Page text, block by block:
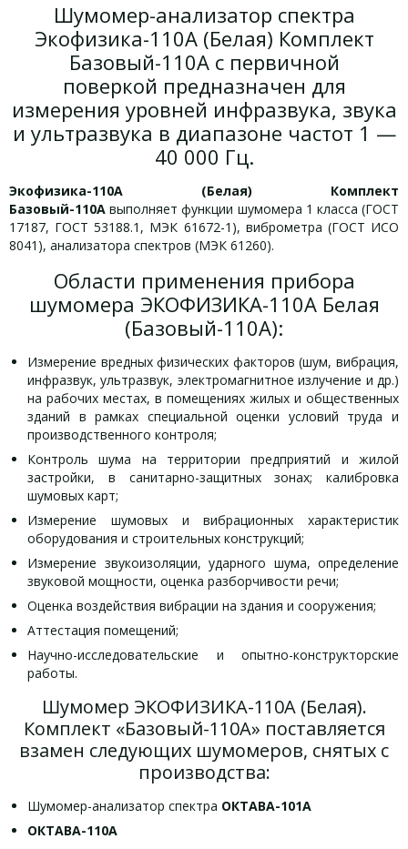
Шумомер-анализатор спектра
Экофизика-110А (Белая) Комплект
Базовый-110А с первичной
поверкой предназначен для
измерения уровней инфразвука, звука
и ультразвука в диапазоне частот 1 —
40 000 Гц.
Экофизика-110А (Белая) Комплект
Базовый-110А выполняет функции шумомера 1 класса (ГОСТ
17187, ГОСТ 53188.1, МЭК 61672-1), виброметра (ГОСТ ИСО
8041), анализатора спектров (МЭК 61260).
Области применения прибора
шумомера ЭКОФИЗИКА-110А Белая
(Базовый-110А):
Измерение вредных физических факторов (шум, вибрация,
инфразвук, ультразвук, электромагнитное излучение и др.)
на рабочих местах, в помещениях жилых и общественных
зданий в рамках специальной оценки условий труда и
производственного контроля;
Контроль шума на территории предприятий и жилой
застройки, в санитарно-защитных зонах; калибровка
шумовых карт;
Измерение шумовых и вибрационных характеристик
оборудования и строительных конструкций;
Измерение звукоизоляции, ударного шума, определение
звуковой мощности, оценка разборчивости речи;
Оценка воздействия вибрации на здания и сооружения;
Аттестация помещений;
Научно-исследовательские и опытно-конструкторские
работы.
Шумомер ЭКОФИЗИКА-110А (Белая).
Комплект «Базовый-110А» поставляется
взамен следующих шумомеров, снятых с
производства:
Шумомер-анализатор спектра ОКТАВА-101А
ОКТАВА-110А